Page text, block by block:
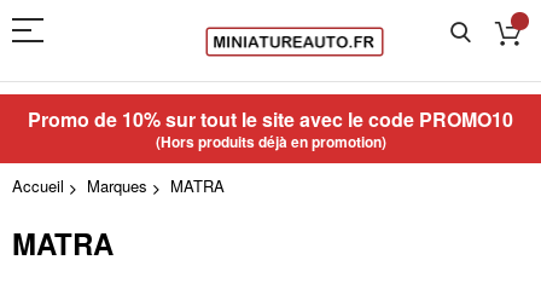
Promo de 10% sur tout le site avec le code PROMO10
(Hors produits déjà en promotion)
Accueil Marques MATRA
MATRA